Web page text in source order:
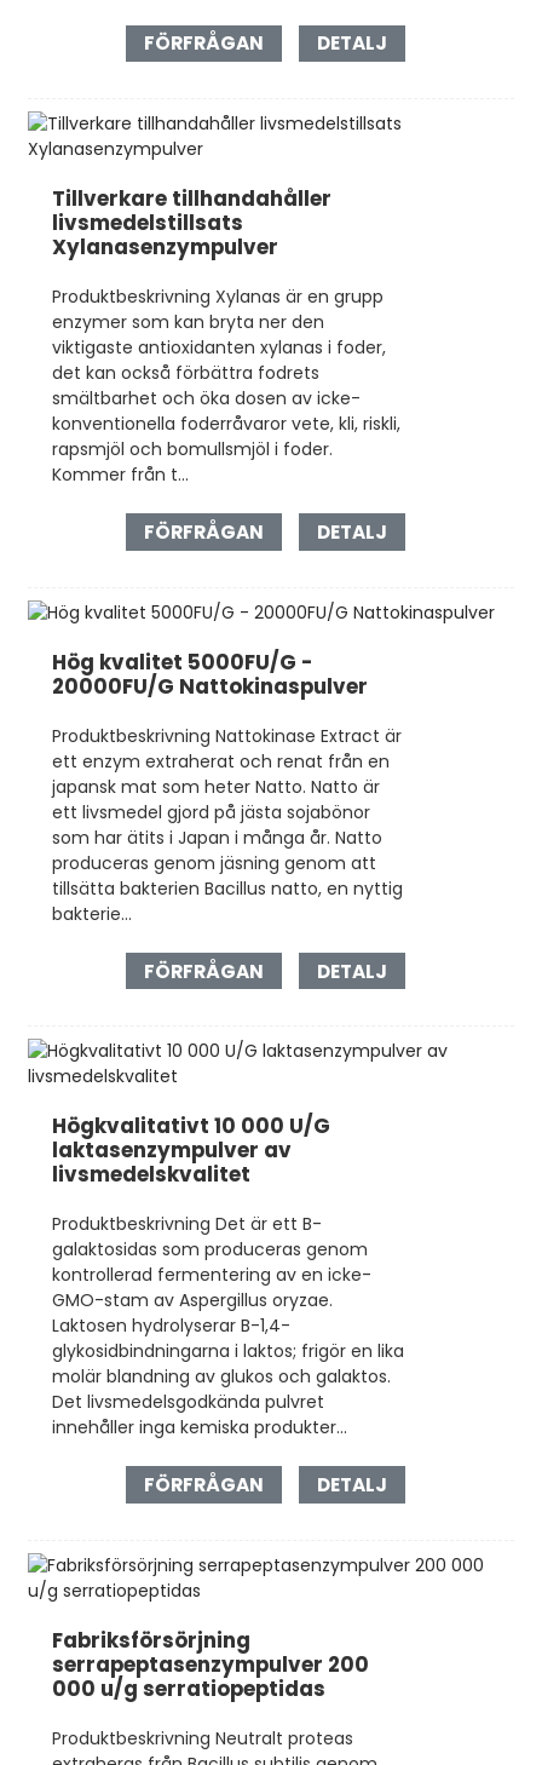
FÖRFRÅGAN DETALJ
Tillverkare tillhandahåller
livsmedelstillsats
Xylanasenzympulver
Produktbeskrivning Xylanas är en grupp
enzymer som kan bryta ner den
viktigaste antioxidanten xylanas i foder,
det kan också förbättra fodrets
smältbarhet och öka dosen av icke-
konventionella foderråvaror vete, kli, riskli,
rapsmjöl och bomullsmjöl i foder.
Kommer från t...
FÖRFRÅGAN DETALJ
Hög kvalitet 5000FU/G -
20000FU/G Nattokinaspulver
Produktbeskrivning Nattokinase Extract är
ett enzym extraherat och renat från en
japansk mat som heter Natto. Natto är
ett livsmedel gjord på jästa sojabönor
som har ätits i Japan i många år. Natto
produceras genom jäsning genom att
tillsätta bakterien Bacillus natto, en nyttig
bakterie...
FÖRFRÅGAN DETALJ
Högkvalitativt 10 000 U/G
laktasenzympulver av
livsmedelskvalitet
Produktbeskrivning Det är ett B-
galaktosidas som produceras genom
kontrollerad fermentering av en icke-
GMO-stam av Aspergillus oryzae.
Laktosen hydrolyserar B-1,4-
glykosidbindningarna i laktos; frigör en lika
molär blandning av glukos och galaktos.
Det livsmedelsgodkända pulvret
innehåller inga kemiska produkter...
FÖRFRÅGAN DETALJ
Fabriksförsörjning
serrapeptasenzympulver 200
000 u/g serratiopeptidas
Produktbeskrivning Neutralt proteas